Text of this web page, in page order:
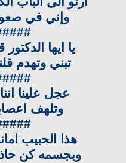
وإني في
يا ايها
تبني وتهدم
عجل علينا
وتلهف
هذا الحبيب
وبجسمه كن